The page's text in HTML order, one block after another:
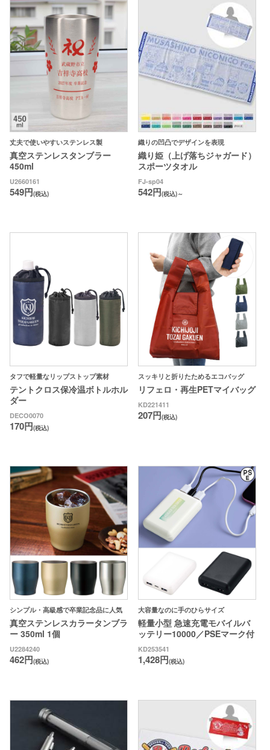
丈夫で使いやすいステンレス製
真空ステンレスタンブラー
450ml
U2660161
549円(税込)
織りの凹凸でデザインを表現
織り姫（上げ落ちジャガード）
スポーツタオル
FJ-sp04
542円(税込)～
タフで軽量なリップストップ素材
テントクロス保冷温ボトルホル
ダー
DECO0070
170円(税込)
スッキリと折りたためるエコバッグ
リフェロ・再生PETマイバッグ
KD221411
207円(税込)
シンプル・高級感で卒業記念品に人気
真空ステンレスカラータンブラ
ー 350ml 1個
U2284240
462円(税込)
大容量なのに手のひらサイズ
軽量小型 急速充電モバイルバ
ッテリー10000／PSEマーク付
KD253541
1,428円(税込)